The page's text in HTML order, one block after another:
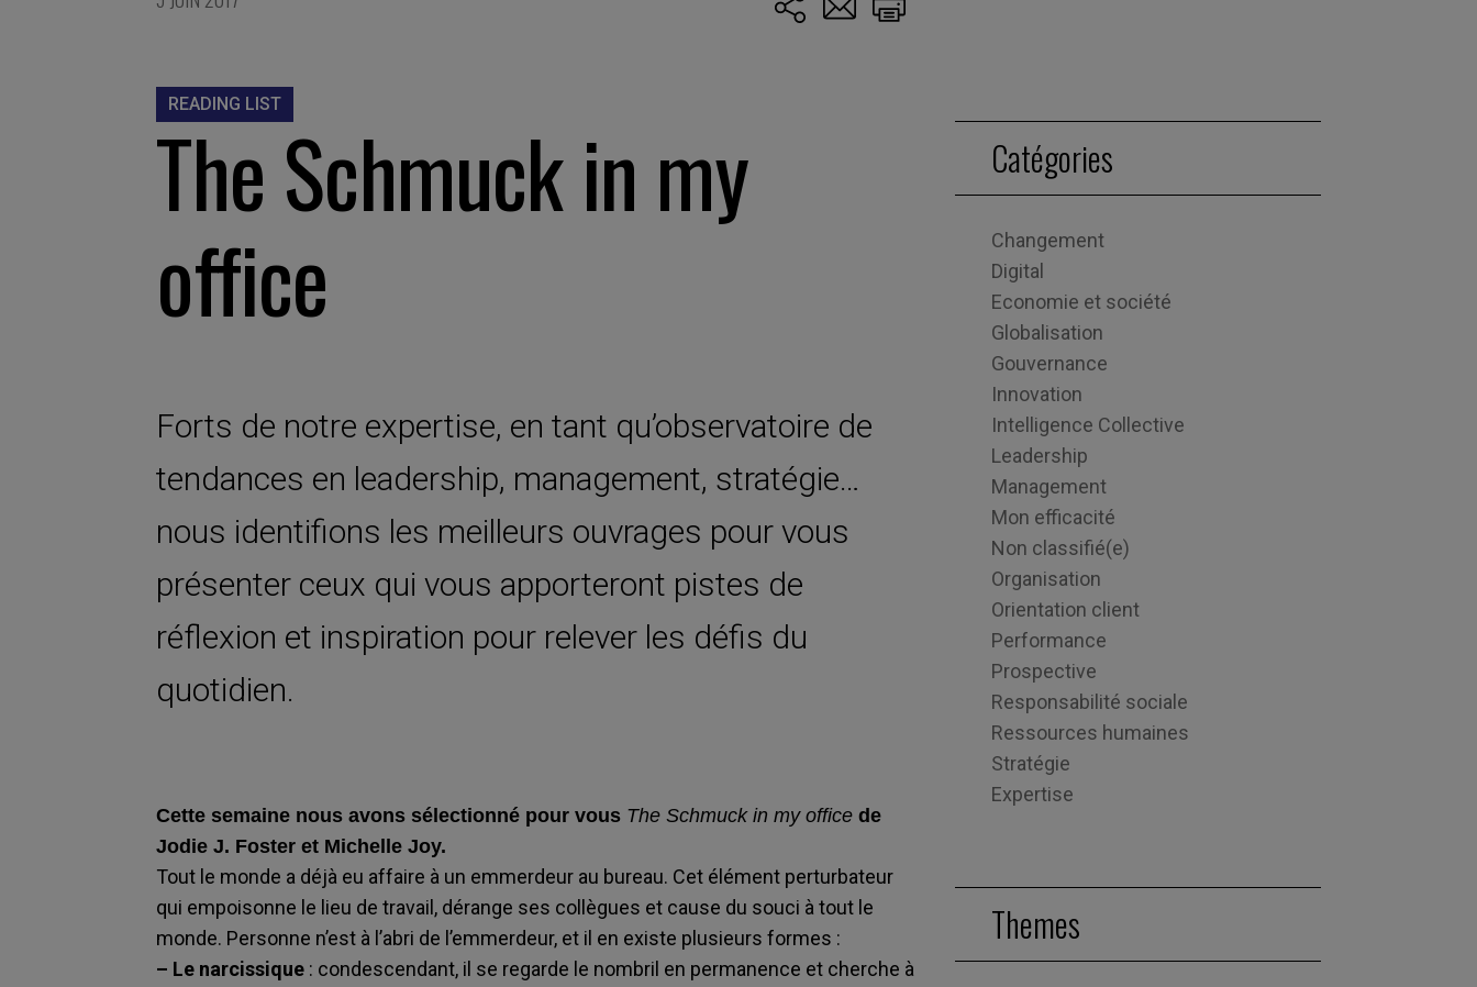
READING LIST
The Schmuck in my
office
Forts de notre expertise, en tant qu’observatoire de
tendances en leadership, management, stratégie…
nous identifions les meilleurs ouvrages pour vous
présenter ceux qui vous apporteront pistes de
réflexion et inspiration pour relever les défis du
quotidien.
Cette semaine nous avons sélectionné pour vous The Schmuck in my office de
Jodie J. Foster et Michelle Joy.
Tout le monde a déjà eu affaire à un emmerdeur au bureau. Cet élément perturbateur
qui empoisonne le lieu de travail, dérange ses collègues et cause du souci à tout le
monde. Personne n’est à l’abri de l’emmerdeur, et il en existe plusieurs formes :
– Le narcissique : condescendant, il se regarde le nombril en permanence et cherche à
Catégories
Changement
Digital
Economie et société
Globalisation
Gouvernance
Innovation
Intelligence Collective
Leadership
Management
Mon efficacité
Non classifié(e)
Organisation
Orientation client
Performance
Prospective
Responsabilité sociale
Ressources humaines
Stratégie
Expertise
Themes